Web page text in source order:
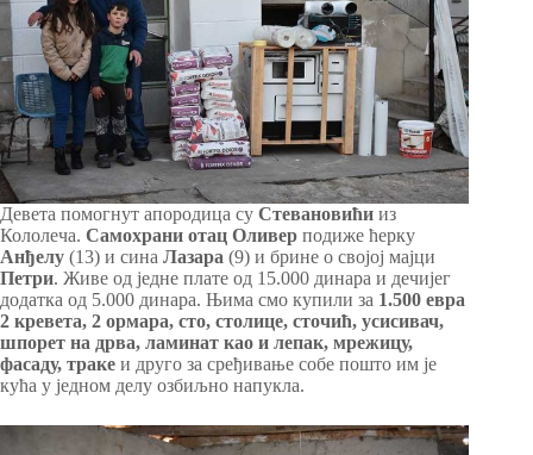
Девета помогнут апородица су Стевановићи из
Кололеча. Самохрани отац Оливер подиже ћерку
Анђелу (13) и сина Лазара (9) и брине о својој мајци
Петри. Живе од једне плате од 15.000 динара и дечијег
додатка од 5.000 динара. Њима смо купили за 1.500 евра
2 кревета, 2 ормара, сто, столице, сточић, усисивач,
шпорет на дрва, ламинат као и лепак, мрежицу,
фасаду, траке и друго за сређивање собе пошто им је
кућа у једном делу озбиљно напукла.